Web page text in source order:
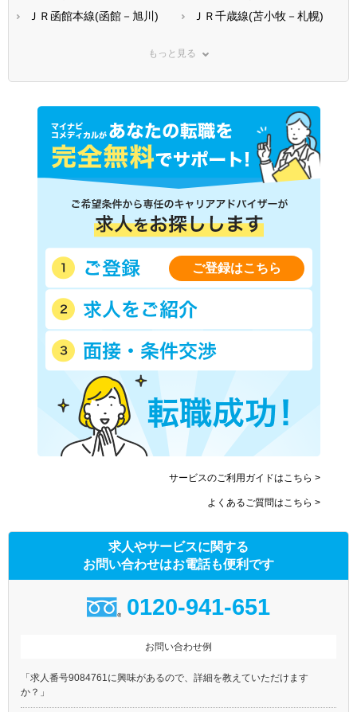
ＪＲ函館本線(函館－旭川)
ＪＲ千歳線(苫小牧－札幌)
沢)
ＪＲ海峡線
ＪＲ石勝線(南千歳－新得)
函館市電宝来・谷地頭線
函館市電本線
道南いさりび鉄道線
もっと見る
ご登録はこちら
サービスのご利用ガイドはこちら >
よくあるご質問はこちら >
求人やサービスに関する
お問い合わせはお電話も便利です
0120-941-651
お問い合わせ例
「求人番号9084761に興味があるので、詳細を教えていただけます
か？」